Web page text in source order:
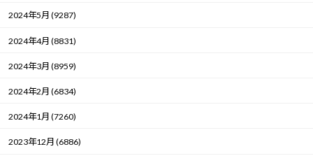
2024年5月 (9287)
2024年4月 (8831)
2024年3月 (8959)
2024年2月 (6834)
2024年1月 (7260)
2023年12月 (6886)